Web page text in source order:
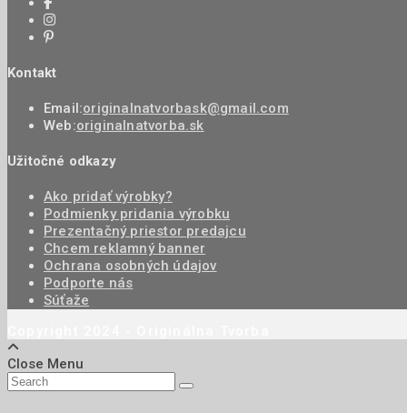
Kontakt
Email:originalnatvorbask@gmail.com
Web:originalnatvorba.sk
Užitočné odkazy
Ako pridať výrobky?
Podmienky pridania výrobku
Prezentačný priestor predajcu
Chcem reklamný banner
Ochrana osobných údajov
Podporte nás
Súťaže
Close Menu